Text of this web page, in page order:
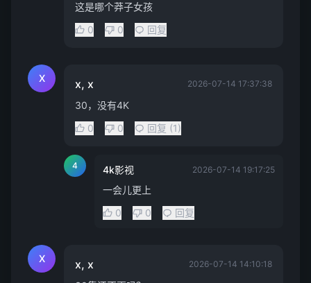
这是哪个莽子女孩
0
0 回复
X x, x 2026-07-14 17:37:38
30，没有4K
0
0 回复 (1)
4 4k影视 2026-07-14 19:17:25
一会儿更上
0
0 回复
X x, x 2026-07-14 14:10:18